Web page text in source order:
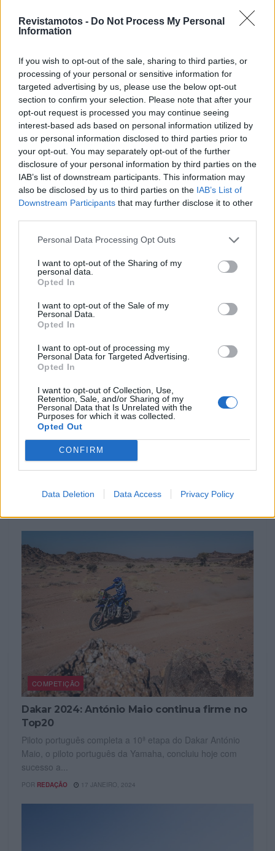
Revistamotos - Do Not Process My Personal
Information
If you wish to opt-out of the sale, sharing to third parties, or
processing of your personal or sensitive information for
targeted advertising by us, please use the below opt-out
section to confirm your selection. Please note that after your
opt-out request is processed you may continue seeing
interest-based ads based on personal information utilized by
us or personal information disclosed to third parties prior to
your opt-out. You may separately opt-out of the further
disclosure of your personal information by third parties on the
IAB’s list of downstream participants. This information may
also be disclosed by us to third parties on the IAB’s List of
Downstream Participants that may further disclose it to other
Personal Data Processing Opt Outs
I want to opt-out of the Sharing of my
personal data.
Opted In
I want to opt-out of the Sale of my
Personal Data.
Opted In
I want to opt-out of processing my
Personal Data for Targeted Advertising.
Opted In
I want to opt-out of Collection, Use,
Retention, Sale, and/or Sharing of my
Personal Data that Is Unrelated with the
Purposes for which it was collected.
Opted Out
CONFIRM
Data Deletion Data Access Privacy Policy
COMPETIÇÃO
Bruno Santos mantém pódio na sua estreia
no Dakar
O piloto português foi o 4.º classificado entre os 'rookies' na
10ª etapa Bruno Santos, piloto natural de Torres Vedras,...
COMPETIÇÃO
Capacete de Bruno Santos considerado o
mais original do Dakar 2024
do Rali Dakar 2024, que está a decorrer desde dia...
COMPETIÇÃO
Dakar 2024: António Maio continua firme no
Top20
Piloto português completa a 10ª etapa do Dakar António
Maio, o piloto português da Yamaha, concluiu hoje com
sucesso a...
POR REDAÇÃO 17 JANEIRO, 2024